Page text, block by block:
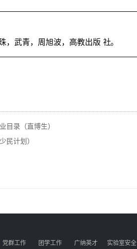
，武青，周旭波，高教出版 社。
目录（直博生）
民计划）
党群工作 团学工作 广纳英才 实验室安全